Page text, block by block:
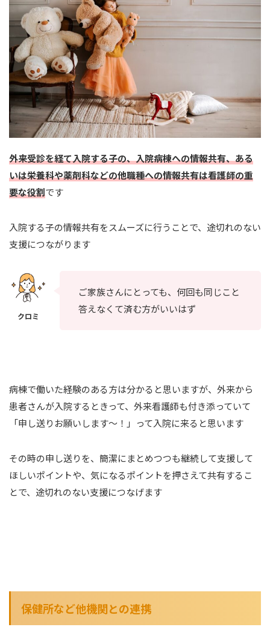
外来受診を経て入院する子の、入院病棟への情報共有、ある
いは栄養科や薬剤科などの他職種への情報共有は看護師の重
要な役割です
入院する子の情報共有をスムーズに行うことで、途切れのない
支援につながります
ご家族さんにとっても、何回も同じこと
答えなくて済む方がいいはず
病棟で働いた経験のある方は分かると思いますが、外来から
患者さんが入院するときって、外来看護師も付き添っていて
「申し送りお願いします～！」って入院に来ると思います
その時の申し送りを、簡潔にまとめつつも継続して支援して
ほしいポイントや、気になるポイントを押さえて共有するこ
とで、途切れのない支援につなげます
保健所など他機関との連携